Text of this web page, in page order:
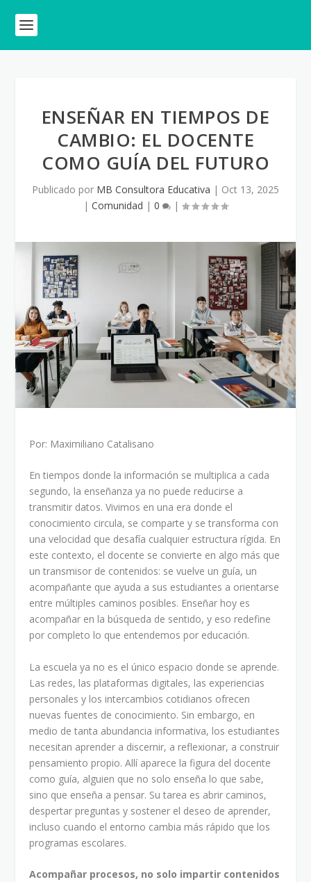
ENSEÑAR EN TIEMPOS DE
CAMBIO: EL DOCENTE
COMO GUÍA DEL FUTURO
Publicado por MB Consultora Educativa | Oct 13, 2025
| Comunidad | 0 |
Por: Maximiliano Catalisano
En tiempos donde la información se multiplica a cada
segundo, la enseñanza ya no puede reducirse a
transmitir datos. Vivimos en una era donde el
conocimiento circula, se comparte y se transforma con
una velocidad que desafía cualquier estructura rígida. En
este contexto, el docente se convierte en algo más que
un transmisor de contenidos: se vuelve un guía, un
acompañante que ayuda a sus estudiantes a orientarse
entre múltiples caminos posibles. Enseñar hoy es
acompañar en la búsqueda de sentido, y eso redefine
por completo lo que entendemos por educación.
La escuela ya no es el único espacio donde se aprende.
Las redes, las plataformas digitales, las experiencias
personales y los intercambios cotidianos ofrecen
nuevas fuentes de conocimiento. Sin embargo, en
medio de tanta abundancia informativa, los estudiantes
necesitan aprender a discernir, a reflexionar, a construir
pensamiento propio. Allí aparece la figura del docente
como guía, alguien que no solo enseña lo que sabe,
sino que enseña a pensar. Su tarea es abrir caminos,
despertar preguntas y sostener el deseo de aprender,
incluso cuando el entorno cambia más rápido que los
programas escolares.
Acompañar procesos, no solo impartir contenidos